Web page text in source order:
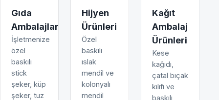
Gıda
Ambalajları
İşletmenize
özel
baskılı
stick
şeker, küp
şeker, tuz
Hijyen
Ürünleri
Özel
baskılı
ıslak
mendil ve
kolonyalı
mendil
Kağıt
Ambalaj
Ürünleri
Kese
kağıdı,
çatal bıçak
kılıfı ve
baskılı